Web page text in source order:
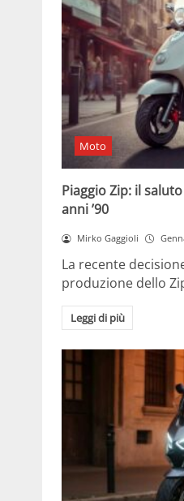
Moto
Piaggio Zip: il
anni ’90
Mirko Gaggioli
La recente
produzione dello
Leggi di più